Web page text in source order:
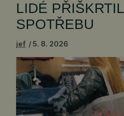
LIDÉ
SPOTŘEBU
jef 5. 8. 2026